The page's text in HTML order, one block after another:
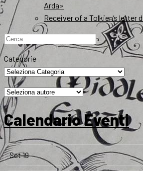
Arda»
Receiver of a Tolkien’s letter
Ricerca
per:
Categorie
Calendario Eventi
Set19